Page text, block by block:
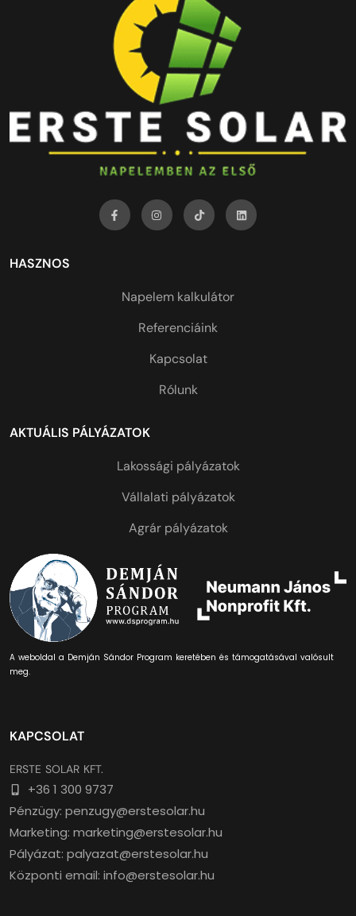
HASZNOS
Napelem kalkulátor
Referenciáink
Kapcsolat
Rólunk
AKTUÁLIS PÁLYÁZATOK
Lakossági pályázatok
Vállalati pályázatok
Agrár pályázatok
A weboldal a Demján Sándor Program keretében és támogatásával valósult
meg.
KAPCSOLAT
ERSTE SOLAR KFT.
+36 1 300 9737
Pénzügy: penzugy@erstesolar.hu
Marketing: marketing@erstesolar.hu
Pályázat: palyazat@erstesolar.hu
Központi email: info@erstesolar.hu